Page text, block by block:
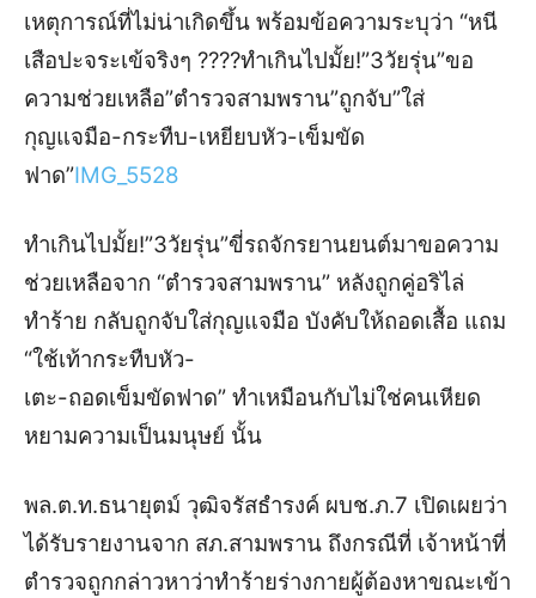
เหตุการณ์ที่ไม่น่าเกิดขึ้น พร้อมข้อความระบุว่า “หนี
เสือปะจระเข้จริงๆ ????ทำเกินไปมั้ย!”3วัยรุ่น”ขอ
ความช่วยเหลือ”ตำรวจสามพราน”ถูกจับ”ใส่
กุญแจมือ-กระทืบ-เหยียบหัว-เข็มขัด
ฟาด”IMG_5528
ทำเกินไปมั้ย!”3วัยรุ่น”ขี่รถจักรยานยนต์มาขอความ
ช่วยเหลือจาก “ตำรวจสามพราน” หลังถูกคู่อริไล่
ทำร้าย กลับถูกจับใส่กุญแจมือ บังคับให้ถอดเสื้อ แถม
“ใช้เท้ากระทืบหัว-
เตะ-ถอดเข็มขัดฟาด” ทำเหมือนกับไม่ใช่คนเหียด
หยามความเป็นมนุษย์ นั้น
พล.ต.ท.ธนายุตม์ วุฒิจรัสธำรงค์ ผบช.ภ.7 เปิดเผยว่า
ได้รับรายงานจาก สภ.สามพราน ถึงกรณีที่ เจ้าหน้าที่
ตำรวจถูกกล่าวหาว่าทำร้ายร่างกายผู้ต้องหาขณะเข้า